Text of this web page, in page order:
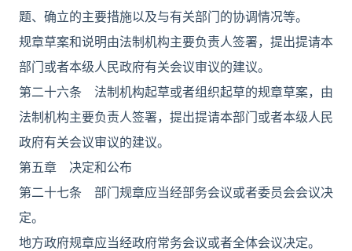
题、确立的主要措施以及与有关部门的协调情况等。
规章草案和说明由法制机构主要负责人签署，提出提请本
部门或者本级人民政府有关会议审议的建议。
第二十六条 法制机构起草或者组织起草的规章草案，由
法制机构主要负责人签署，提出提请本部门或者本级人民
政府有关会议审议的建议。
第五章 决定和公布
第二十七条 部门规章应当经部务会议或者委员会会议决
定。
地方政府规章应当经政府常务会议或者全体会议决定。